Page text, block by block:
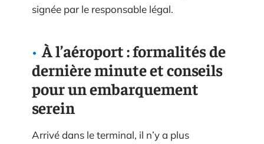
signée par le responsable légal.
À l’aéroport : formalités de
dernière minute et conseils
pour un embarquement
serein
Arrivé dans le terminal, il n’y a plus